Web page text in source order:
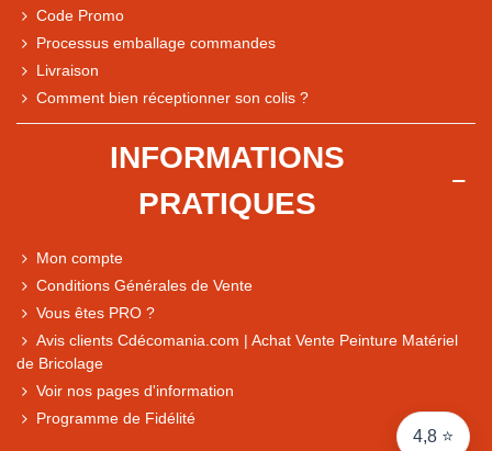
4,8 ⭐
Comparaison des performances du magasin
Express, Chez vous, Point relais, Retrait magasin
Code Promo
Processus emballage commandes
Livraison
Comment bien réceptionner son colis ?
INFORMATIONS
PRATIQUES
Mon compte
Conditions Générales de Vente
Vous êtes PRO ?
Avis clients Cdécomania.com | Achat Vente Peinture Matériel
de Bricolage
Voir nos pages d'information
Programme de Fidélité